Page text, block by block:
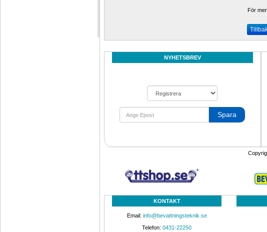
För
NYHETSBREV
Spara
KONTAKT
Email: info@bevattningsteknik.se
Telefon: 0431-22250